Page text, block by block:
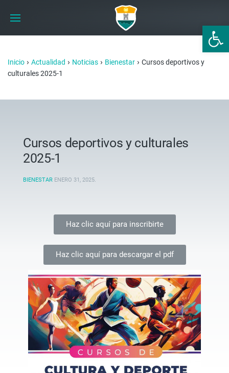
Abrir
Inicio › Actualidad › Noticias › Bienestar › Cursos deportivos y
culturales 2025-1
Cursos deportivos y culturales
2025-1
BIENESTAR ENERO 31, 2025.
Haz clic aquí para inscribirte
Haz clic aquí para descargar el pdf